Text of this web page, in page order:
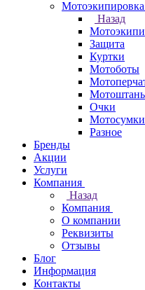
Мотоэкипировка
Назад
Защита
Куртки
Мотоботы
Очки
Мотосумки
Разное
Бренды
Акции
Услуги
Компания
Назад
Компания
О компании
Реквизиты
Отзывы
Блог
Информация
Контакты